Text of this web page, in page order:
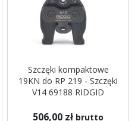
Szczęki kompaktowe
19KN do RP 219 - Szczęki
V14 69188 RIDGID
506,00 zł brutto